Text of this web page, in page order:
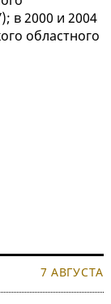
в 2000 и 2004
областного
7 АВГУСТА